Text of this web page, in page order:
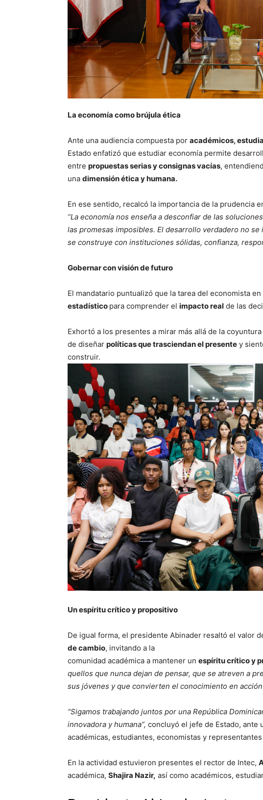
La economía como brújula ética
Ante una audiencia compuesta por académicos,
Estado enfatizó que estudiar economía permite
entre propuestas serias y consignas vacías,
una dimensión ética y humana.
En ese sentido, recalcó la importancia de la prudencia
“La economía nos enseña a desconfiar de las
las promesas imposibles. El desarrollo verdadero no se
se construye con instituciones sólidas, confianza,
Gobernar con visión de futuro
El mandatario puntualizó que la tarea del economista
estadístico para comprender el impacto real de las
Exhortó a los presentes a mirar más allá de la
de diseñar políticas que trasciendan el presente y
construir.
Un espíritu crítico y propositivo
De igual forma, el presidente Abinader resaltó el valor
decambio, invitando a la
comunidad académica a mantener un espíritucríticoy
quellos que nunca dejan de pensar, que se atreven a
sus jóvenes y que convierten el conocimiento en acción
“Sigamos trabajando juntos por una República
innovadora y humana”, concluyó el jefe de Estado, ante
académicas, estudiantes, economistas y
En la actividad estuvieron presentes el rector de Intec,
académica, Shajira Nazir, así como académicos,